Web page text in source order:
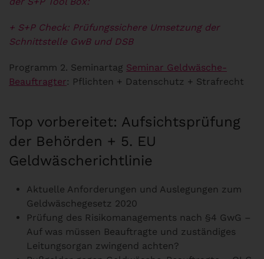
+ S+P Check: Prüfungssichere Umsetzung der
Schnittstelle GwB und DSB
Programm 2. Seminartag Seminar Geldwäsche-
Beauftragter: Pflichten + Datenschutz + Strafrecht
Top vorbereitet: Aufsichtsprüfung
der Behörden + 5. EU
Geldwäscherichtlinie
Aktuelle Anforderungen und Auslegungen zum
Geldwäschegesetz 2020
Prüfung des Risikomanagements nach §4 GwG –
Auf was müssen Beauftragte und zuständiges
Leitungsorgan zwingend achten?